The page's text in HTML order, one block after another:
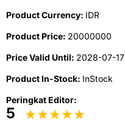
Product Currency: IDR
Product Price: 20000000
Price Valid Until: 2028-07-17
Product In-Stock: InStock
Peringkat Editor:
5